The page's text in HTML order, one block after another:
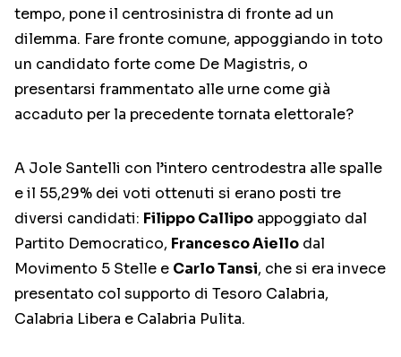
tempo, pone il centrosinistra di fronte ad un
dilemma. Fare fronte comune, appoggiando in toto
un candidato forte come De Magistris, o
presentarsi frammentato alle urne come già
accaduto per la precedente tornata elettorale?
A Jole Santelli con l’intero centrodestra alle spalle
e il 55,29% dei voti ottenuti si erano posti tre
diversi candidati: Filippo Callipo appoggiato dal
Partito Democratico, Francesco Aiello dal
Movimento 5 Stelle e Carlo Tansi, che si era invece
presentato col supporto di Tesoro Calabria,
Calabria Libera e Calabria Pulita.